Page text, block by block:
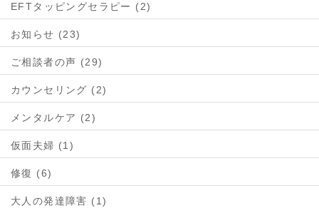
EFTタッピングセラピー (2)
お知らせ (23)
ご相談者の声 (29)
カウンセリング (2)
メンタルケア (2)
仮面夫婦 (1)
修復 (6)
大人の発達障害 (1)